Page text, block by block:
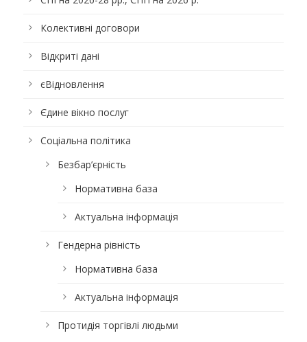
Колективні договори
Відкриті дані
єВідновлення
Єдине вікно послуг
Соціальна політика
Безбар’єрність
Нормативна база
Актуальна інформація
Гендерна рівність
Нормативна база
Актуальна інформація
Протидія торгівлі людьми